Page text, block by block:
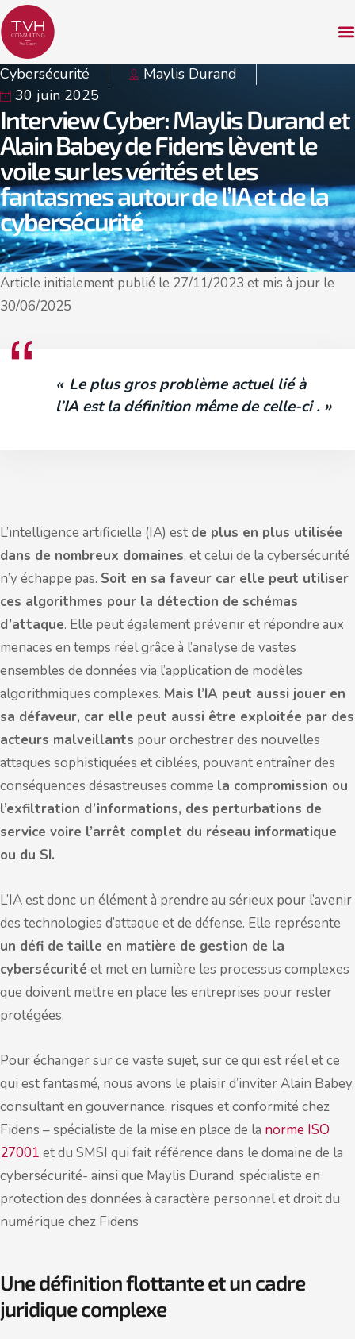
Cybersécurité
Maylis Durand
30 juin 2025
Interview Cyber : Maylis Durand et
Alain Babey de Fidens lèvent le
voile sur les vérités et les
fantasmes autour de l’IA et de la
cybersécurité
Article initialement publié le 27/11/2023 et mis à jour le
30/06/2025
« Le plus gros problème actuel lié à
l’IA est la définition même de celle-ci . »
L’intelligence artificielle (IA) est de plus en plus utilisée
dans de nombreux domaines, et celui de la cybersécurité
n’y échappe pas. Soit en sa faveur car elle peut utiliser
ces algorithmes pour la détection de schémas
d’attaque. Elle peut également prévenir et répondre aux
menaces en temps réel grâce à l’analyse de vastes
ensembles de données via l’application de modèles
algorithmiques complexes. Mais l’IA peut aussi jouer en
sa défaveur, car elle peut aussi être exploitée par des
acteurs malveillants pour orchestrer des nouvelles
attaques sophistiquées et ciblées, pouvant entraîner des
conséquences désastreuses comme la compromission ou
l’exfiltration d’informations, des perturbations de
service voire l’arrêt complet du réseau informatique
ou du SI.
L’IA est donc un élément à prendre au sérieux pour l’avenir
des technologies d’attaque et de défense. Elle représente
un défi de taille en matière de gestion de la
cybersécurité et met en lumière les processus complexes
que doivent mettre en place les entreprises pour rester
protégées.
Pour échanger sur ce vaste sujet, sur ce qui est réel et ce
qui est fantasmé, nous avons le plaisir d’inviter Alain Babey,
consultant en gouvernance, risques et conformité chez
Fidens – spécialiste de la mise en place de la norme ISO
27001 et du SMSI qui fait référence dans le domaine de la
cybersécurité- ainsi que Maylis Durand, spécialiste en
protection des données à caractère personnel et droit du
numérique chez Fidens
Une définition flottante et un cadre
juridique complexe